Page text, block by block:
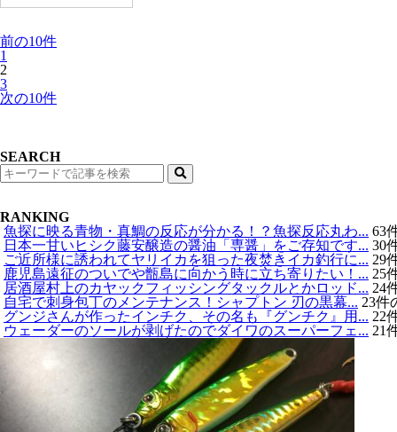
前の10件
1
2
3
次の10件
SEARCH
検
索
RANKING
魚探に映る青物・真鯛の反応が分かる！？魚探反応丸わ... 63
日本一甘いヒシク藤安醸造の醤油「専醤」をご存知です... 30
ご近所様に誘われてヤリイカを狙った夜焚きイカ釣行に... 29
鹿児島遠征のついでや甑島に向かう時に立ち寄りたい！... 25
居酒屋村上のカヤックフィッシングタックルとかロッド... 24
自宅で刺身包丁のメンテナンス！シャプトン 刃の黒幕... 23件
グンジさんが作ったインチク、その名も『グンチク』用... 22
ウェーダーのソールが剥げたのでダイワのスーパーフェ... 21